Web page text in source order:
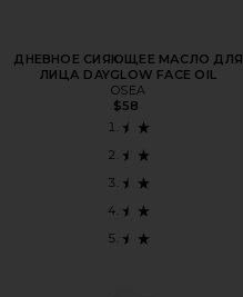
ДНЕВНОЕ СИЯЮЩЕЕ МАСЛО ДЛЯ
ЛИЦА DAYGLOW FACE OIL
OSEA
$58